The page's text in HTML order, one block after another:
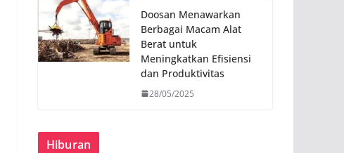
Doosan Menawarkan
Berbagai Macam Alat
Berat untuk
Meningkatkan Efisiensi
dan Produktivitas
28/05/2025
Hiburan